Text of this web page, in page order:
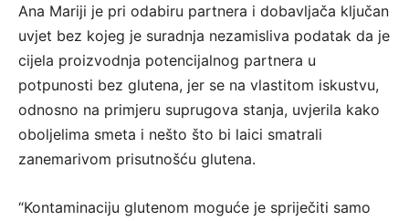
Ana Mariji je pri odabiru partnera i dobavljača ključan
uvjet bez kojeg je suradnja nezamisliva podatak da je
cijela proizvodnja potencijalnog partnera u
potpunosti bez glutena, jer se na vlastitom iskustvu,
odnosno na primjeru suprugova stanja, uvjerila kako
oboljelima smeta i nešto što bi laici smatrali
zanemarivom prisutnošću glutena.
“Kontaminaciju glutenom moguće je spriječiti samo